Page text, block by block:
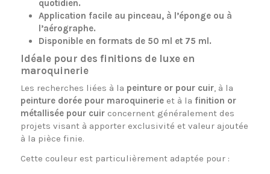
quotidien.
Application facile au pinceau, à l’éponge ou à
l’aérographe.
Disponible en formats de 50 ml et 75 ml.
Idéale pour des finitions de luxe en
maroquinerie
Les recherches liées à la peinture or pour cuir, à la
peinture dorée pour maroquinerieet à la finition or
métallisée pour cuirconcernent généralement des
projets visant à apporter exclusivité et valeur ajoutée
à la pièce finie.
Cette couleur est particulièrement adaptée pour :